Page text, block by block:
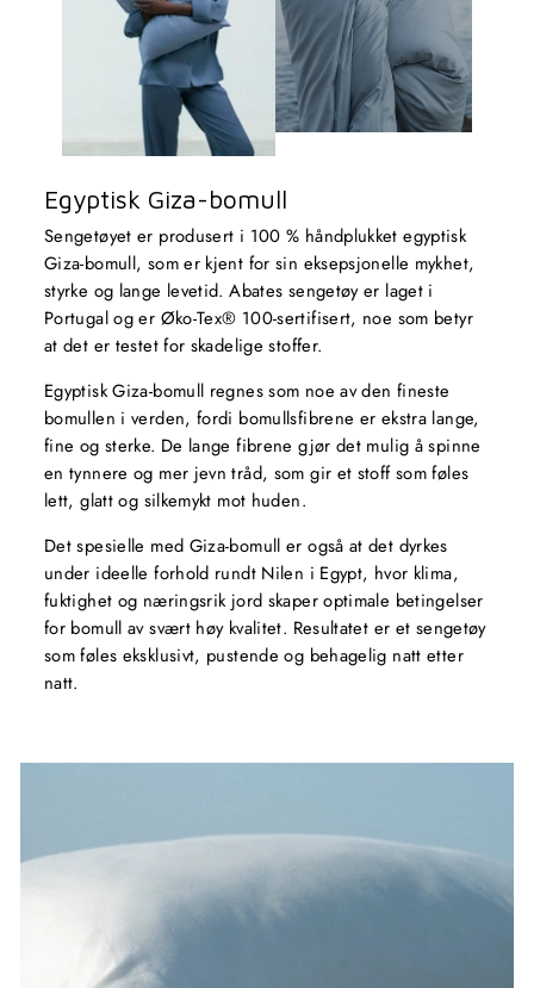
Egyptisk Giza-bomull
Sengetøyet er produsert i 100 % håndplukket egyptisk
Giza-bomull, som er kjent for sin eksepsjonelle mykhet,
styrke og lange levetid. Abates sengetøy er laget i
Portugal og er Øko-Tex® 100-sertifisert, noe som betyr
at det er testet for skadelige stoffer.
Egyptisk Giza-bomull regnes som noe av den fineste
bomullen i verden, fordi bomullsfibrene er ekstra lange,
fine og sterke. De lange fibrene gjør det mulig å spinne
en tynnere og mer jevn tråd, som gir et stoff som føles
lett, glatt og silkemykt mot huden.
Det spesielle med Giza-bomull er også at det dyrkes
under ideelle forhold rundt Nilen i Egypt, hvor klima,
fuktighet og næringsrik jord skaper optimale betingelser
for bomull av svært høy kvalitet. Resultatet er et sengetøy
som føles eksklusivt, pustende og behagelig natt etter
natt.